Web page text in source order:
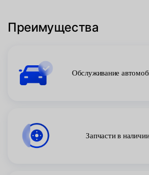
Преимущества
Обслуживание
Запчасти в